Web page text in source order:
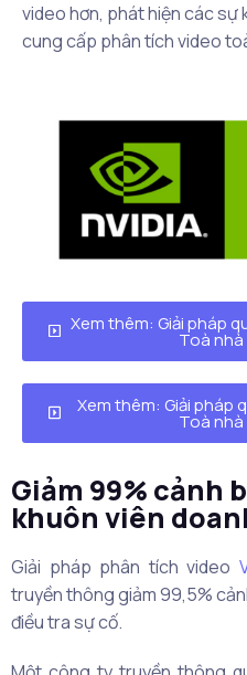
video hơn, phát hiện các sự
cung cấp phân tích video
Xem thêm: Giải pháp
Toà nhà
Xem thêm: Giải pháp
Toà nhà
Giảm 99% cảnh
khuôn viên
Giải pháp phân tích video
truyền thông giảm 99,5%
điều tra sự cố.